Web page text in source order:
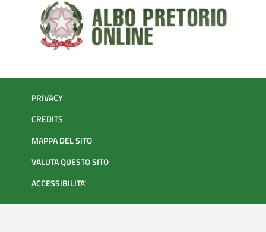
PRIVACY
CREDITS
MAPPA DEL SITO
VALUTA QUESTO SITO
ACCESSIBILITA'